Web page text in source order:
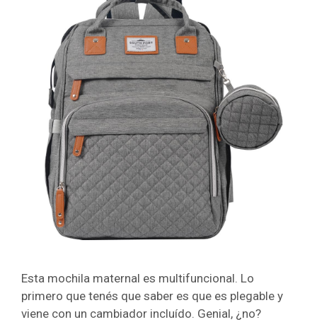
Esta mochila maternal es multifuncional. Lo
primero que tenés que saber es que es plegable y
viene con un cambiador incluído. Genial, ¿no?